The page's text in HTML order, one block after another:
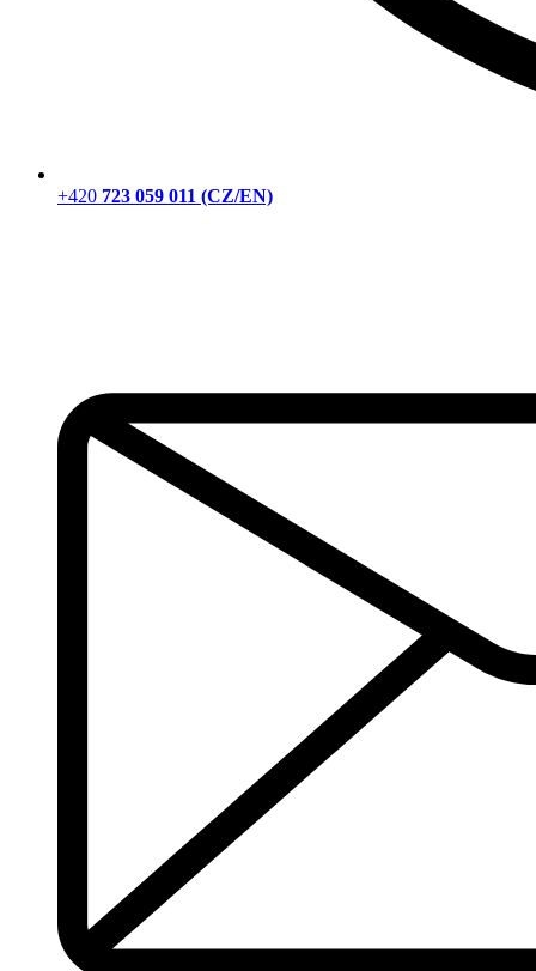
+420 723 059 011 (CZ/EN)